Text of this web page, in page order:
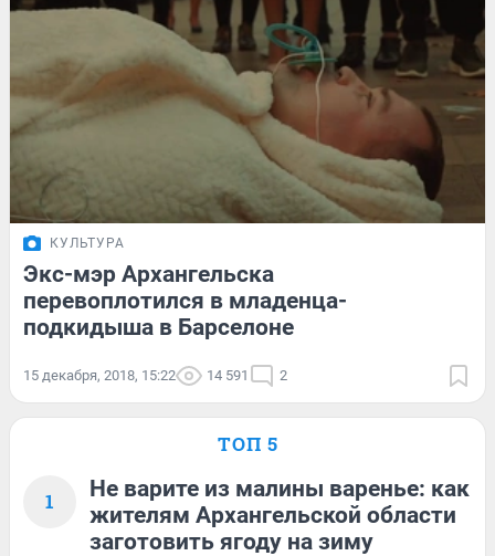
КУЛЬТУРА
Экс-мэр Архангельска
перевоплотился в младенца-
подкидыша в Барселоне
15 декабря, 2018, 15:22 14 591 2
ТОП 5
1
Не варите из малины варенье: как
жителям Архангельской области
заготовить ягоду на зиму